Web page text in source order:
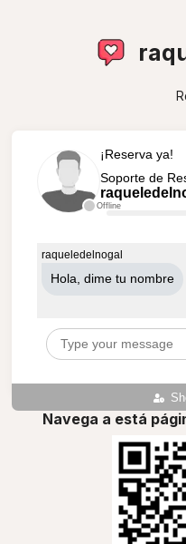
Offline
¡Reserva ya!
Soporte de
raqueledelnogal
Hola, dime tu nombre
Navega a está